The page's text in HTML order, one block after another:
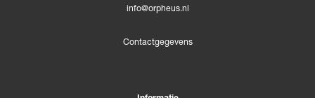
info@orpheus.nl
Contactgegevens